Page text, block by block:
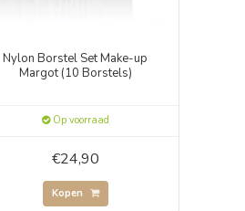
Nylon Borstel Set Make-up
Margot (10 Borstels)
Op voorraad
€24,90
Kopen